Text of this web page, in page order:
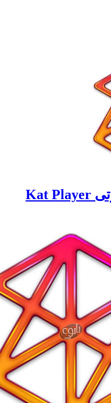
پلیر قدرتمند فایل های صوتی Kat Player